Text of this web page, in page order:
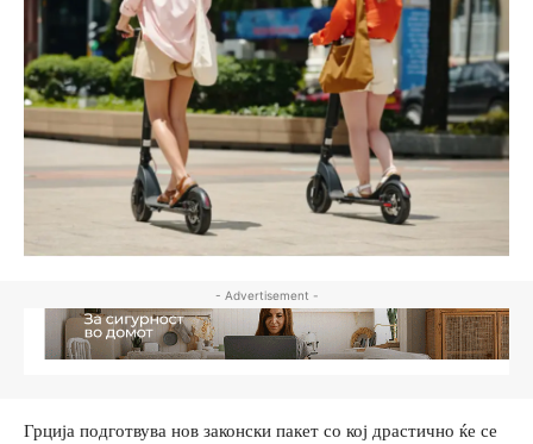
- Advertisement -
Грција подготвува нов законски пакет со кој драстично ќе се